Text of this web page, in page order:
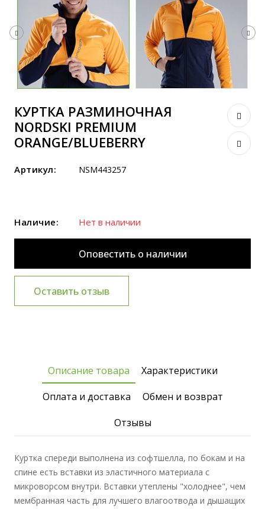
КУРТКА РАЗМИНОЧНАЯ
NORDSKI PREMIUM
ORANGE/BLUEBERRY
Артикул: NSM443257
Наличие: Нет в наличии
Оповестить о наличии
Оставить отзыв
Описание товара
Характеристики
Оплата и доставка
Обмен и возврат
Отзывы
Куртка спереди выполнена из софтшелла, по бокам и на
спине есть вставки из эластичного материала с
микроворсом внутри. Вставки утеплены "холоднее", чем
мембранная часть для лучшего влагоотвода и дышащих